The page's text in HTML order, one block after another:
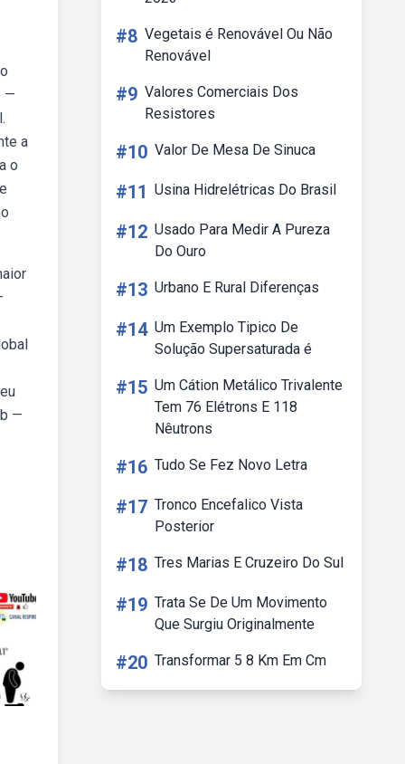
—
a
o
—
#8 Vegetais é Renovável Ou Não
Renovável
#9 Valores Comerciais Dos
Resistores
#10 Valor De Mesa De Sinuca
#11 Usina Hidrelétricas Do Brasil
#12 Usado Para Medir A Pureza
Do Ouro
#13 Urbano E Rural Diferenças
#14 Um Exemplo Tipico De
Solução Supersaturada é
#15 Um Cátion Metálico Trivalente
Tem 76 Elétrons E 118
Nêutrons
#16 Tudo Se Fez Novo Letra
#17 Tronco Encefalico Vista
Posterior
#18 Tres Marias E Cruzeiro Do Sul
#19 Trata Se De Um Movimento
Que Surgiu Originalmente
#20 Transformar 5 8 Km Em Cm